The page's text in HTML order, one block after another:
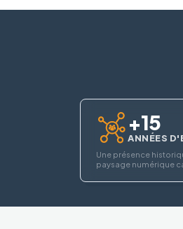
+15
ANNÉES
Une présence
paysage numérique